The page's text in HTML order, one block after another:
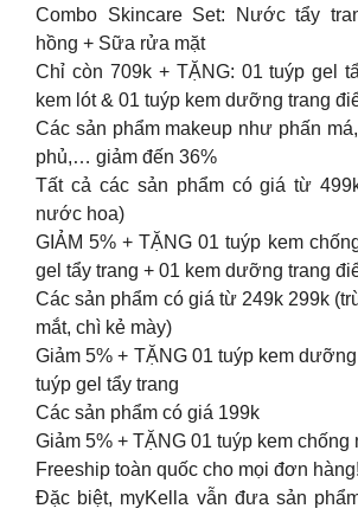
Combo Skincare Set: Nước tẩy
hồng + Sữa rửa mặt
Chỉ còn 709k + TẶNG: 01 tuýp gel
kem lót & 01 tuýp kem dưỡng trang
Các sản phẩm makeup như phấn
phủ,… giảm đến 36%
Tất cả các sản phẩm có giá từ
nước hoa)
GIẢM 5% + TẶNG 01 tuýp kem
gel tẩy trang + 01 kem dưỡng trang
Các sản phẩm có giá từ 249k 299k
mắt, chì kẻ mày)
Giảm 5% + TẶNG 01 tuýp kem
tuýp gel tẩy trang
Các sản phẩm có giá 199k
Giảm 5% + TẶNG 01 tuýp kem chống
Freeship toàn quốc cho mọi đơn hàng!
Đặc biệt, myKella vẫn đưa sản